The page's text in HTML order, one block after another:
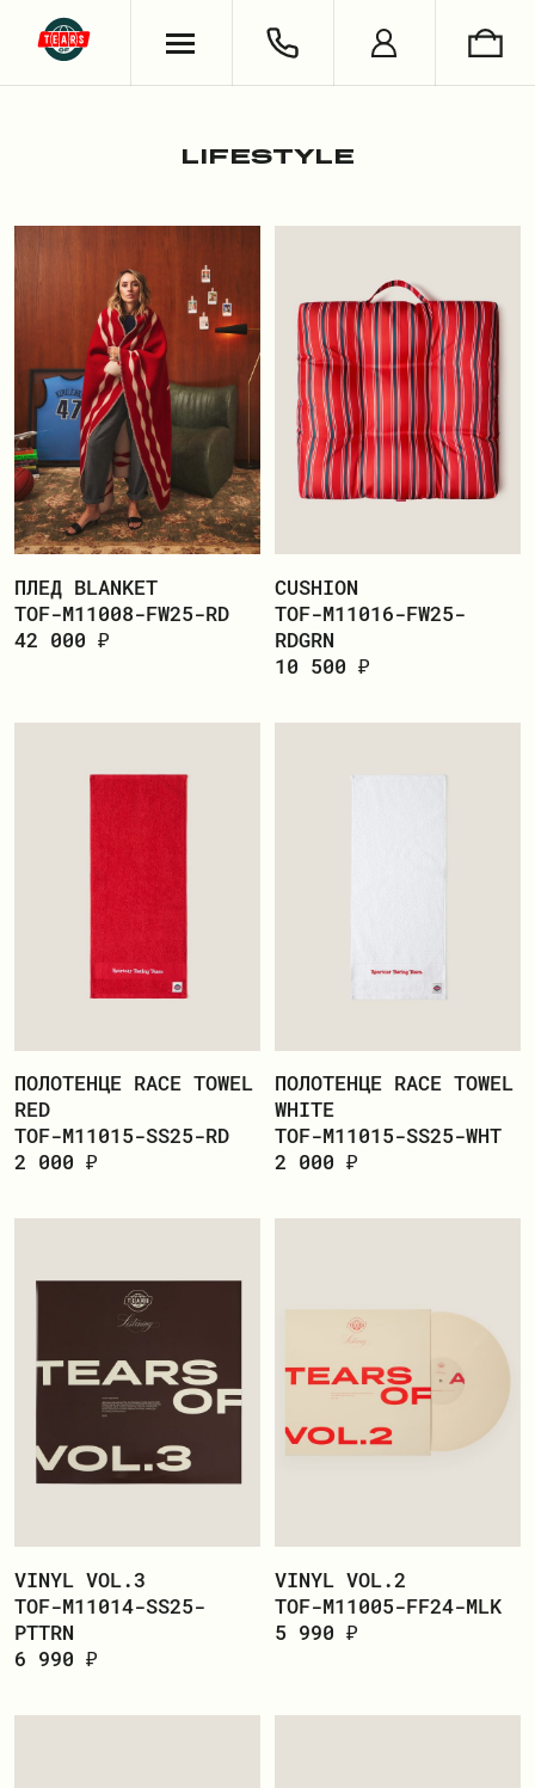
ХУДИ & СВИТШОТЫ
ШОРТЫ
ОБУВЬ
НОСКИ
СЪЕМКИ
АНТОН ЛАПЕНКО
ПОКУПАТЕЛЮ
КОНТАКТЫ
ОБМЕН И ВОЗВРАТ
ДОКУМЕНТЫ
ЛИЧНЫЙ КАБИНЕТ
ЗАРЕГИСТРИРОВАТЬСЯ
LIFESTYLE
ПЛЕД BLANKET
TOF-M11008-FW25-RD
42 000 ₽
CUSHION
TOF-M11016-FW25-
RDGRN
10 500 ₽
ПОЛОТЕНЦЕ RACE TOWEL
RED
TOF-M11015-SS25-RD
2 000 ₽
ПОЛОТЕНЦЕ RACE TOWEL
WHITE
TOF-M11015-SS25-WHT
2 000 ₽
VINYL VOL.3
TOF-M11014-SS25-
PTTRN
6 990 ₽
VINYL VOL.2
TOF-M11005-FF24-MLK
5 990 ₽